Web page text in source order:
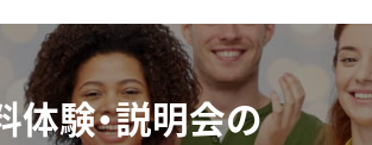
体験・説明会の